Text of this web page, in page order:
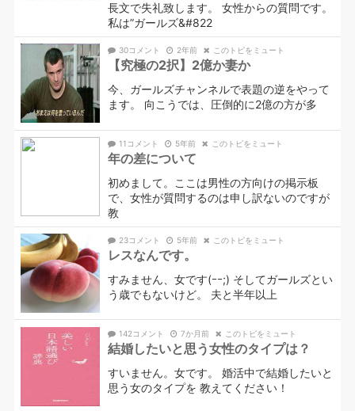
長文で失礼致します。 女性からの質問です。
私は”ガールズ&#822
30コメント 2年前 このトピをミュート
【究極の2択】2億か妻か
今、ガールズチャンネルで表題の逆をやって
ます。 向こうでは、圧倒的に2億の方が多
11コメント 5年前 このトピをミュート
年の差について
初めまして。ここは男性の方向けの掲示板
で、女性が質問するのは申し訳ないのですが
教
23コメント 5年前 このトピをミュート
レスなんです。
すみません、女です(ｰｰ;) そしてガールズとい
う歳でもないけど。 夫と半年以上
142コメント 7か月前 このトピをミュート
結婚したいと思う女性のタイプは？
すいません。女です。 婚活中で結婚したいと
思う女のタイプを 教えてください！